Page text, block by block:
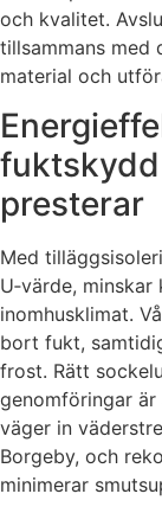
och kvalitet.
tillsammans med
material och
presterar
Med
U‑värde,
inomhusklimat.
bort fukt,
frost. Rätt
genomföringar
väger in
Borgeby, och
minimerar